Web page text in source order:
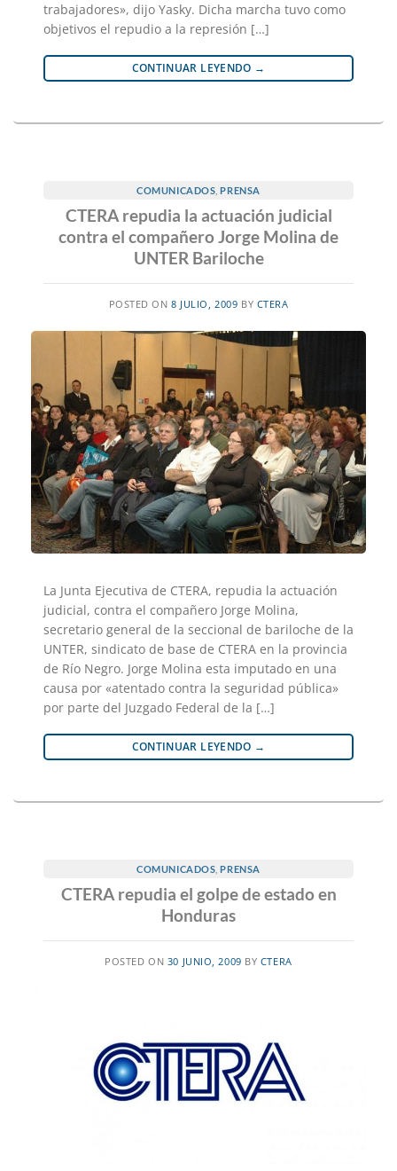
trabajadores», dijo Yasky. Dicha marcha tuvo como
objetivos el repudio a la represión […]
CONTINUAR LEYENDO →
COMUNICADOS ,PRENSA
CTERA repudia la actuación judicial
contra el compañero Jorge Molina de
UNTER Bariloche
POSTED ON8 JULIO, 2009 BY CTERA
La Junta Ejecutiva de CTERA, repudia la actuación
judicial, contra el compañero Jorge Molina,
secretario general de la seccional de bariloche de la
UNTER, sindicato de base de CTERA en la provincia
de Río Negro. Jorge Molina esta imputado en una
causa por «atentado contra la seguridad pública»
por parte del Juzgado Federal de la […]
CONTINUAR LEYENDO →
COMUNICADOS ,PRENSA
CTERA repudia el golpe de estado en
Honduras
POSTED ON 30 JUNIO, 2009 BY CTERA